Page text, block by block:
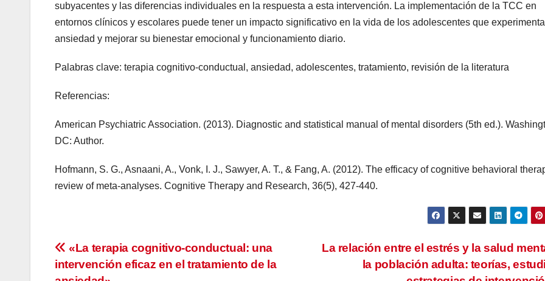
subyacentes y las diferencias individuales en la respuesta a esta intervención. La implementación de la TCC en
entornos clínicos y escolares puede tener un impacto significativo en la vida de los adolescentes que
ansiedad y mejorar su bienestar emocional y funcionamiento diario.
Palabras clave: terapia cognitivo-conductual, ansiedad, adolescentes, tratamiento, revisión de la literatura
Referencias:
American Psychiatric Association. (2013). Diagnostic and statistical manual of mental disorders (5th ed.).
DC: Author.
Hofmann, S. G., Asnaani, A., Vonk, I. J., Sawyer, A. T., & Fang, A. (2012). The efficacy of cognitive behavioral
review of meta-analyses. Cognitive Therapy and Research, 36(5), 427-440.
Navegación
La relación entre el estrés y la salud
la población adulta: teorías,
«La terapia cognitivo-conductual: una
intervención eficaz en el tratamiento de la